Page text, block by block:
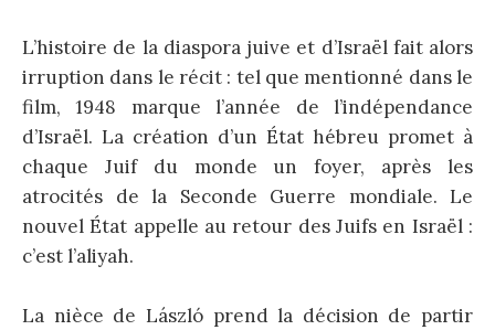
L’histoire de la diaspora juive et d’Israël fait alors
irruption dans le récit : tel que mentionné dans le
film, 1948 marque l’année de l’indépendance
d’Israël. La création d’un État hébreu promet à
chaque Juif du monde un foyer, après les
atrocités de la Seconde Guerre mondiale. Le
nouvel État appelle au retour des Juifs en Israël :
c’est l’aliyah.
La nièce de László prend la décision de partir